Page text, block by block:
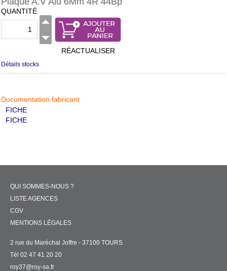
QUANTITÉ
RÉACTUALISER
Détails stocks
Documentation fabricant
FICHE
FICHE
QUI SOMMES-NOUS ?
LISTE AGENCES
CGV
MENTIONS LÉGALES
2 rue du Maréchal Joffre - 37100 TOURS
Tél 02 47 41 20 20
roy37@roy-sa.fr